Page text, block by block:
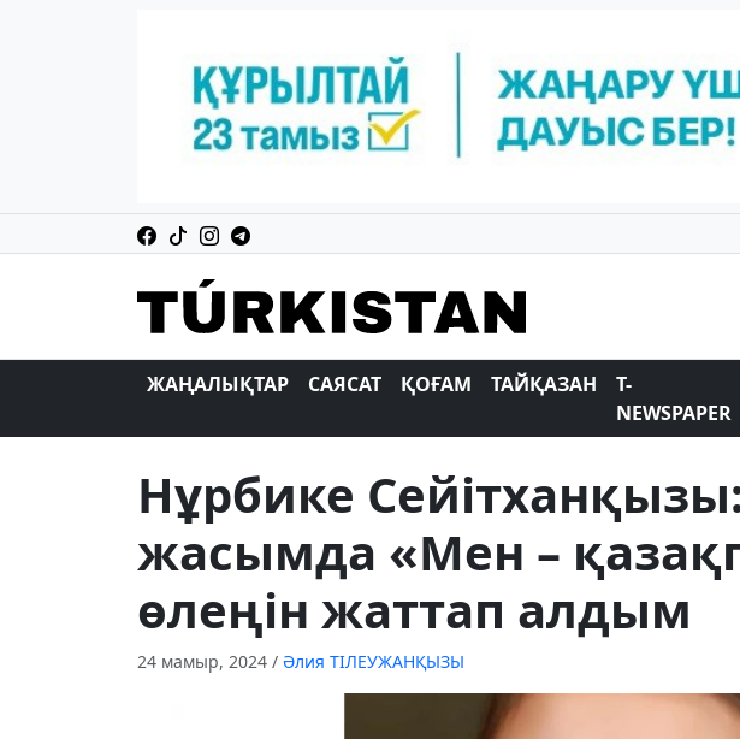
ЖАҢАЛЫҚТАР САЯСАТ ҚОҒАМ ТАЙҚАЗАН
T-
NEWSPAPER
Нұрбике
жасымда «Мен –
өлеңін жаттап алдым
24 мамыр, 2024 / Әлия ТІЛЕУЖАНҚЫЗЫ